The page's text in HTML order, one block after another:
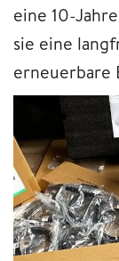
eine 10-
sie eine
erneuerbare